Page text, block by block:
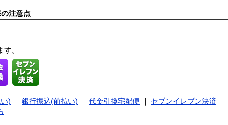
注意点
。
) 銀行振込(前払い) 代金引換宅配便
セブンイレブン決済